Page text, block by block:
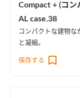
Compact + (コン
AL case.38
コンパクトな建物な
と凝縮。
保存する